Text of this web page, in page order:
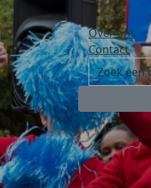
Over ons
Contact